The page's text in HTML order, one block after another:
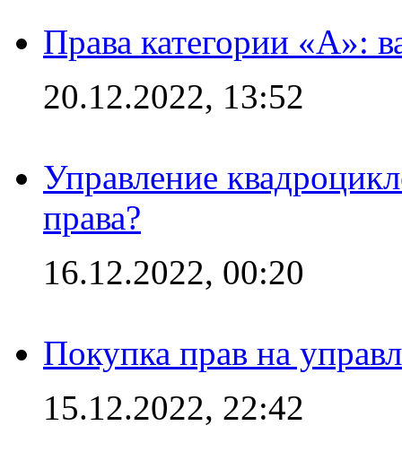
Права категории «А»:
20.12.2022, 13:52
Управление
права?
16.12.2022, 00:20
Покупка прав на
15.12.2022, 22:42